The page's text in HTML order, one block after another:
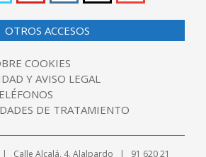
OTROS ACCESOS
COOKIES
Y AVISO LEGAL
DE TRATAMIENTO
Calle Alcalá, 4. Alalpardo | 91 620 21